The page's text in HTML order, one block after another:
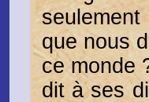
que nous
ce monde
dit à ses